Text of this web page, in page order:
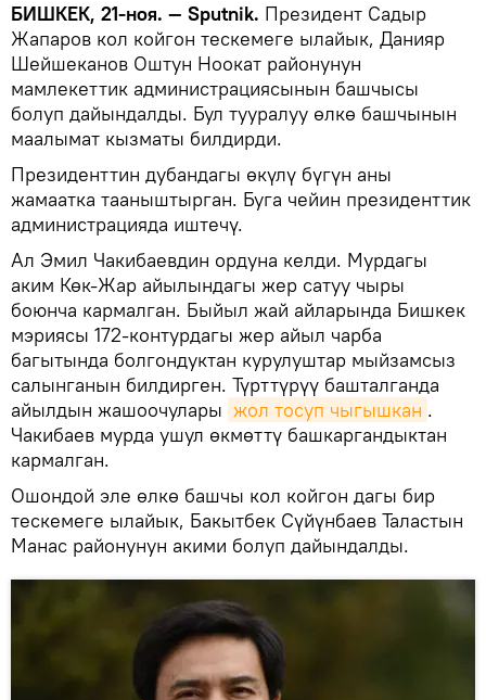
БИШКЕК, 21-ноя. — Sputnik. Президент Садыр
Жапаров кол койгон тескемеге ылайык, Данияр
Шейшеканов Оштун Ноокат районунун
мамлекеттик администрациясынын башчысы
болуп дайындалды. Бул тууралуу өлкө башчынын
маалымат кызматы билдирди.
Президенттин дубандагы өкүлү бүгүн аны
жамаатка тааныштырган. Буга чейин президенттик
администрацияда иштечү.
Ал Эмил Чакибаевдин ордуна келди. Мурдагы
аким Көк-Жар айылындагы жер сатуу чыры
боюнча кармалган. Быйыл жай айларында Бишкек
мэриясы 172-контурдагы жер айыл чарба
багытында болгондуктан курулуштар мыйзамсыз
салынганын билдирген. Түрттүрүү башталганда
айылдын жашоочулары жол тосуп чыгышкан .
Чакибаев мурда ушул өкмөттү башкаргандыктан
кармалган.
Ошондой эле өлкө башчы кол койгон дагы бир
тескемеге ылайык, Бакытбек Сүйүнбаев Таластын
Манас районунун акими болуп дайындалды.